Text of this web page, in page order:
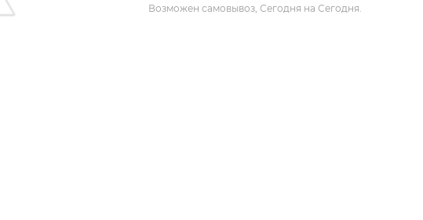
Возможен самовывоз, Сегодня на Сегодня.